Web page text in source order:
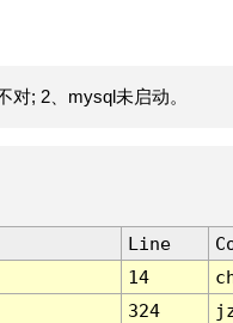
; 2、mysql未启动。
Line
14
324